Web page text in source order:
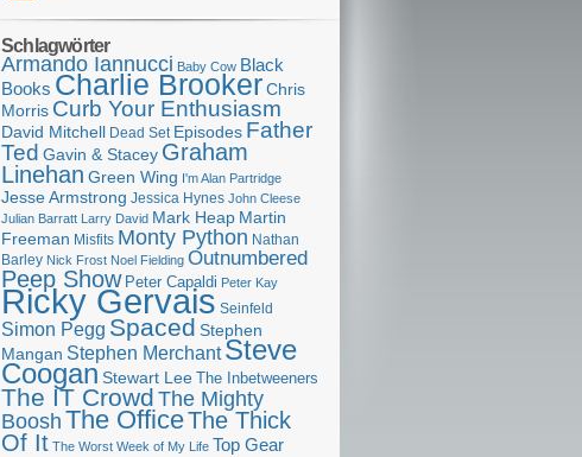
Schlagwörter
Armando Iannucci Baby Cow Black
Books Charlie BrookerChris
Morris Curb Your Enthusiasm
David Mitchell Dead Set Episodes Father
Ted Gavin & Stacey Graham
Linehan Green Wing I'm Alan Partridge
Jesse Armstrong Jessica Hynes John Cleese
Julian Barratt Larry David Mark Heap Martin
Freeman Misfits Monty Python Nathan
Barley Nick Frost Noel Fielding Outnumbered
Peep Show Peter Capaldi Peter Kay
Ricky Gervais Seinfeld
Simon Pegg Spaced Stephen
Mangan Stephen Merchant Steve
CooganStewart Lee The Inbetweeners
The IT Crowd The Mighty
Boosh The OfficeThe Thick
Of It The Worst Week of My Life Top Gear